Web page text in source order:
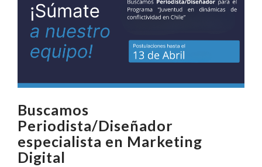
Buscamos
Periodista/Diseñador
especialista en Marketing
Digital